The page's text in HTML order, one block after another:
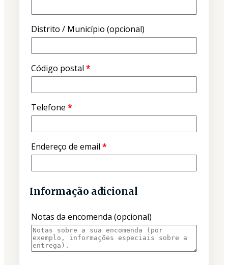
Distrito / Município (opcional)
Código postal *
Telefone *
Endereço de email *
Informação adicional
Notas da encomenda (opcional)